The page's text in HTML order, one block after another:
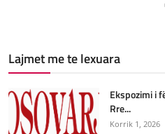
Lajmet me te lexuara
Ekspozimi i
Rre...
Korrik 1, 2026